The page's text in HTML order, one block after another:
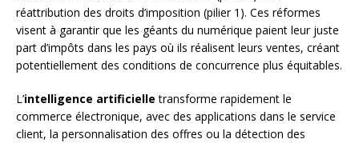
réattribution des droits d’imposition (pilier 1). Ces réformes
visent à garantir que les géants du numérique paient leur juste
part d’impôts dans les pays où ils réalisent leurs ventes, créant
potentiellement des conditions de concurrence plus équitables.
L’intelligence artificielle transforme rapidement le
commerce électronique, avec des applications dans le service
client, la personnalisation des offres ou la détection des